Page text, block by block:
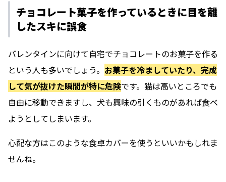
チョコレート菓子を作っているときに目を離
したスキに誤食
バレンタインに向けて自宅でチョコレートのお菓子を作る
という人も多いでしょう。 お菓子を冷ましていたり、完成
して気が抜けた瞬間が特に危険です。猫は高いところでも
自由に移動できますし、犬も興味の引くものがあれば食べ
ようとしてしまいます。
心配な方はこのような食卓カバーを使うといいかもしれま
せんね。